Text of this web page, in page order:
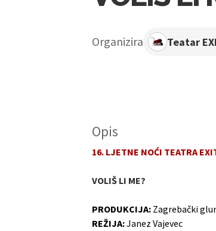
Organizira Teatar
Opis
16. LJETNE NOĆI TEATRA
VOLIŠ LI ME?
PRODUKCIJA: Zagrebački
REŽIJA:Janez Vajevec